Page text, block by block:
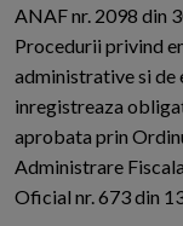
ANAF nr. 2098 din
Procedurii privind
administrative si
inregistreaza
aprobata prin
Administrare
Oficial nr. 673 din